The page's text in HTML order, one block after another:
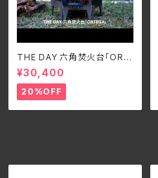
THE DAY 六角焚火台「ORT
EGA」
¥30,400
20%OFF